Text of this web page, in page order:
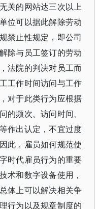
关的网站达三次以上
位可以据此解除劳动
禁止性规定，即公司
除与员工签订的劳动
法院的判决对员工而
工作时间访问与工作
对于此类行为应根据
的频次、访问时间、
作出认定，不宜过度
此，雇员如何规范使
时代雇员行为的重要
术和数字设备使用，
体上可以解决相关争
行为以及规章制度的